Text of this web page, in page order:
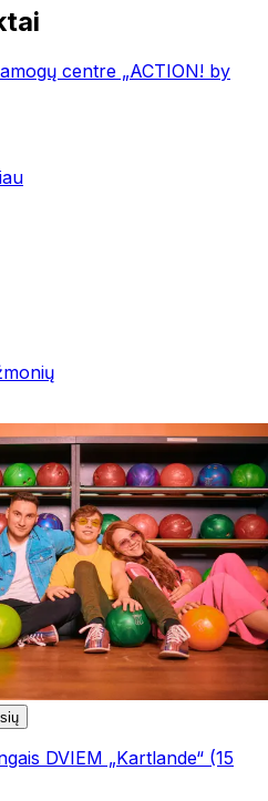
centre „ACTION! by
DVIEM „Kartlande“ (15